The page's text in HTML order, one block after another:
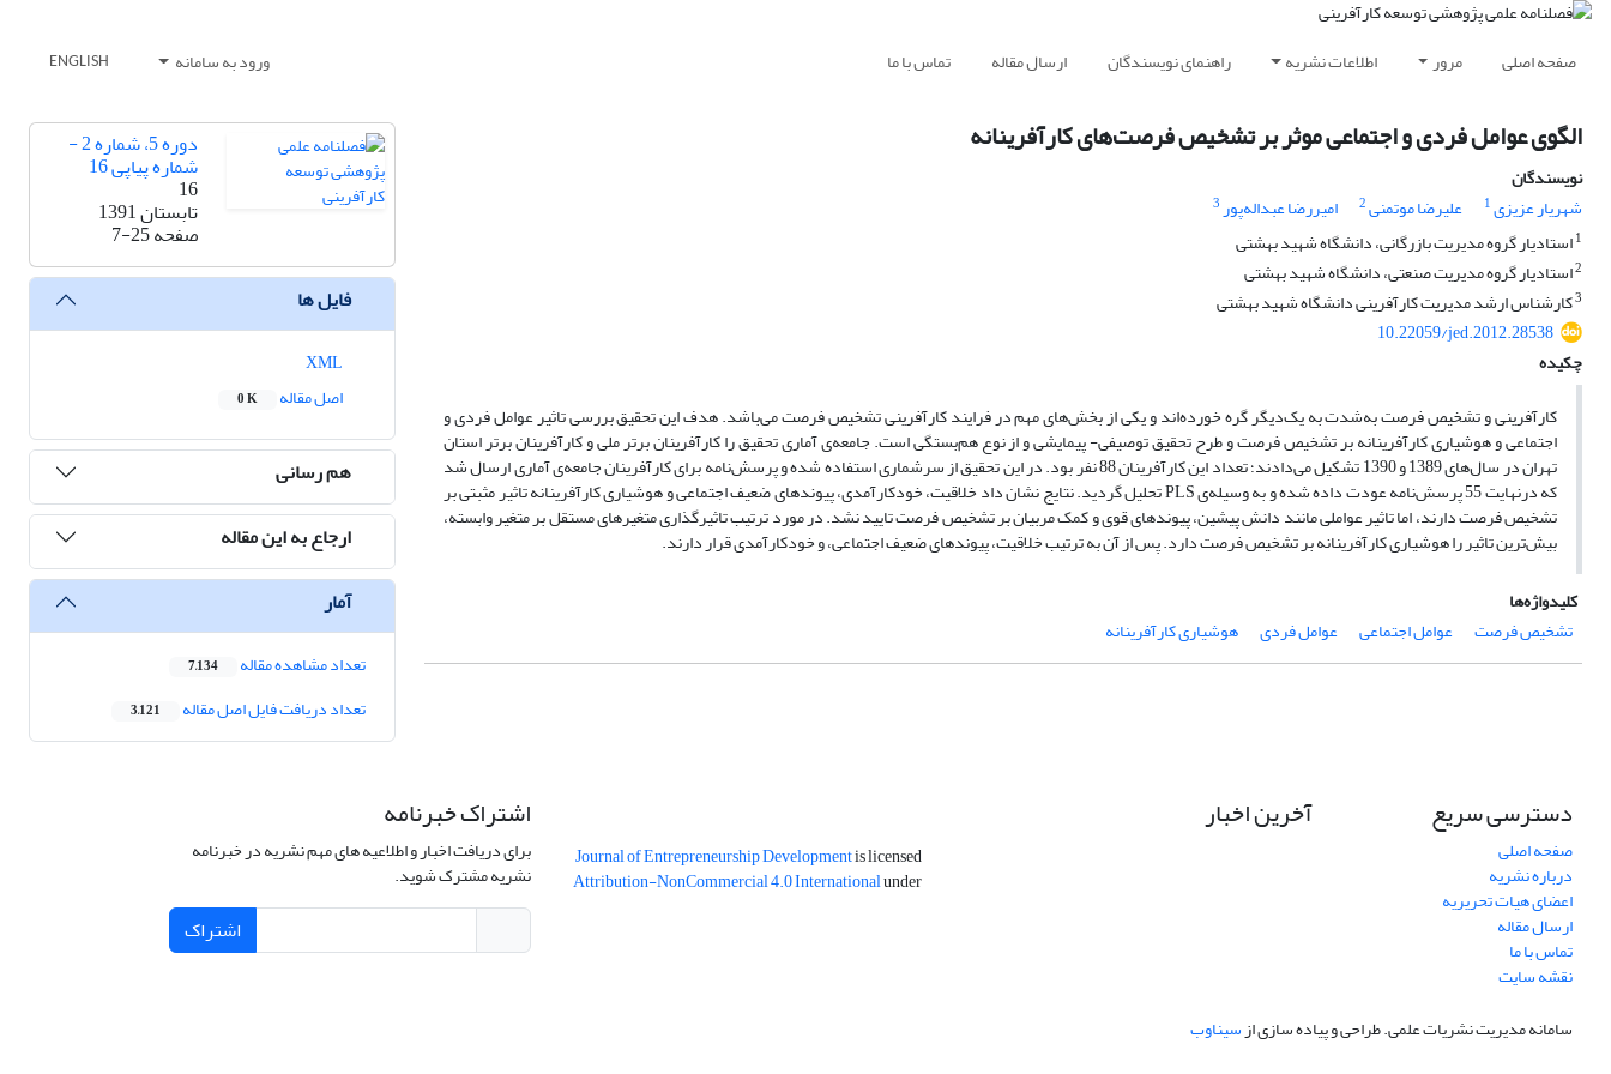
صفحه اصلی مرور اطلاعات نشریه راهنمای نویسندگان ارسال مقاله تماس با ما ورود به سامانه ENGLISH
الگوی عوامل فردی و اجتماعی موثر بر تشخیص فرصت‌های کارآفرینانه
نویسندگان
شهریار عزیزی1 علیرضا موتمنی2 امیررضا عبداله‌پور3
1استادیار گروه مدیریت بازرگانی، دانشگاه شهید بهشتی
2استادیار گروه مدیریت صنعتی، دانشگاه شهید بهشتی
3کارشناس ارشد مدیریت کارآفرینی دانشگاه شهید بهشتی
10.22059/jed.2012.28538
چکیده
کارآفرینی و تشخیص فرصت به‌شدت به یک‌دیگر گره خورده‌اند و یکی از بخش‌های مهم در فرایند کارآفرینی تشخیص فرصت می‌باشد. هدف این تحقیق بررسی تاثیر عوامل فردی و
اجتماعی و هوشیاری کارآفرینانه بر تشخیص فرصت و طرح تحقیق توصیفی- پیمایشی و از نوع هم‌بستگی است. جامعه‌ی آماری تحقیق را کارآفرینان برتر ملی و کارآفرینان برتر استان
تهران در سال‌های 1389 و 1390 تشکیل می‌دادند؛ تعداد این کارآفرینان 88 نفر بود. در این تحقیق از سرشماری استفاده شده و پرسش‌نامه برای کارآفرینان جامعه‌ی آماری ارسال شد
که درنهایت 55 پرسش‌نامه عودت داده شده و به وسیله‌ی PLS تحلیل گردید. نتایج نشان داد خلاقیت، خودکارآمدی، پیوندهای ضعیف اجتماعی و هوشیاری کارآفرینانه تاثیر مثبتی بر
تشخیص فرصت دارند، اما تاثیر عواملی مانند دانش پیشین، پیوندهای قوی و کمک مربیان بر تشخیص فرصت تایید نشد. در مورد ترتیب تاثیرگذاری متغیرهای مستقل بر متغیر وابسته،
بیش‌ترین تاثیر را هوشیاری کارآفرینانه بر تشخیص فرصت دارد. پس از آن به ترتیب خلاقیت، پیوندهای ضعیف اجتماعی، و خودکارآمدی قرار دارند.
کلیدواژه‌ها
تشخیص فرصت
عوامل اجتماعی عوامل فردی هوشیاری کارآفرینانه
دوره 5، شماره 2 -
شماره پیاپی 16
16
تابستان 1391
صفحه7-25
فایل ها
اصل مقاله
0 K
هم رسانی
ارجاع به این مقاله
آمار
تعداد مشاهده مقاله 7,134
تعداد دریافت فایل اصل مقاله 3,121
دسترسی سریع
صفحه اصلی
درباره نشریه
اعضای هیات تحریریه
ارسال مقاله
تماس با ما
نقشه سایت
آخرین اخبار
Journal of Entrepreneurship Developmentis licensed
under
Attribution-NonCommercial 4.0 International
اشتراک خبرنامه
برای دریافت اخبار و اطلاعیه های مهم نشریه در خبرنامه
نشریه مشترک شوید.
اشتراک
سامانه مدیریت نشریات علمی.طراحی و پیاده سازی ازسیناوب